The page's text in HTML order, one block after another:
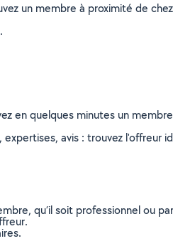
un membre à proximité de
en quelques minutes un
avis : trouvez l'offreur
qu’il soit professionnel ou